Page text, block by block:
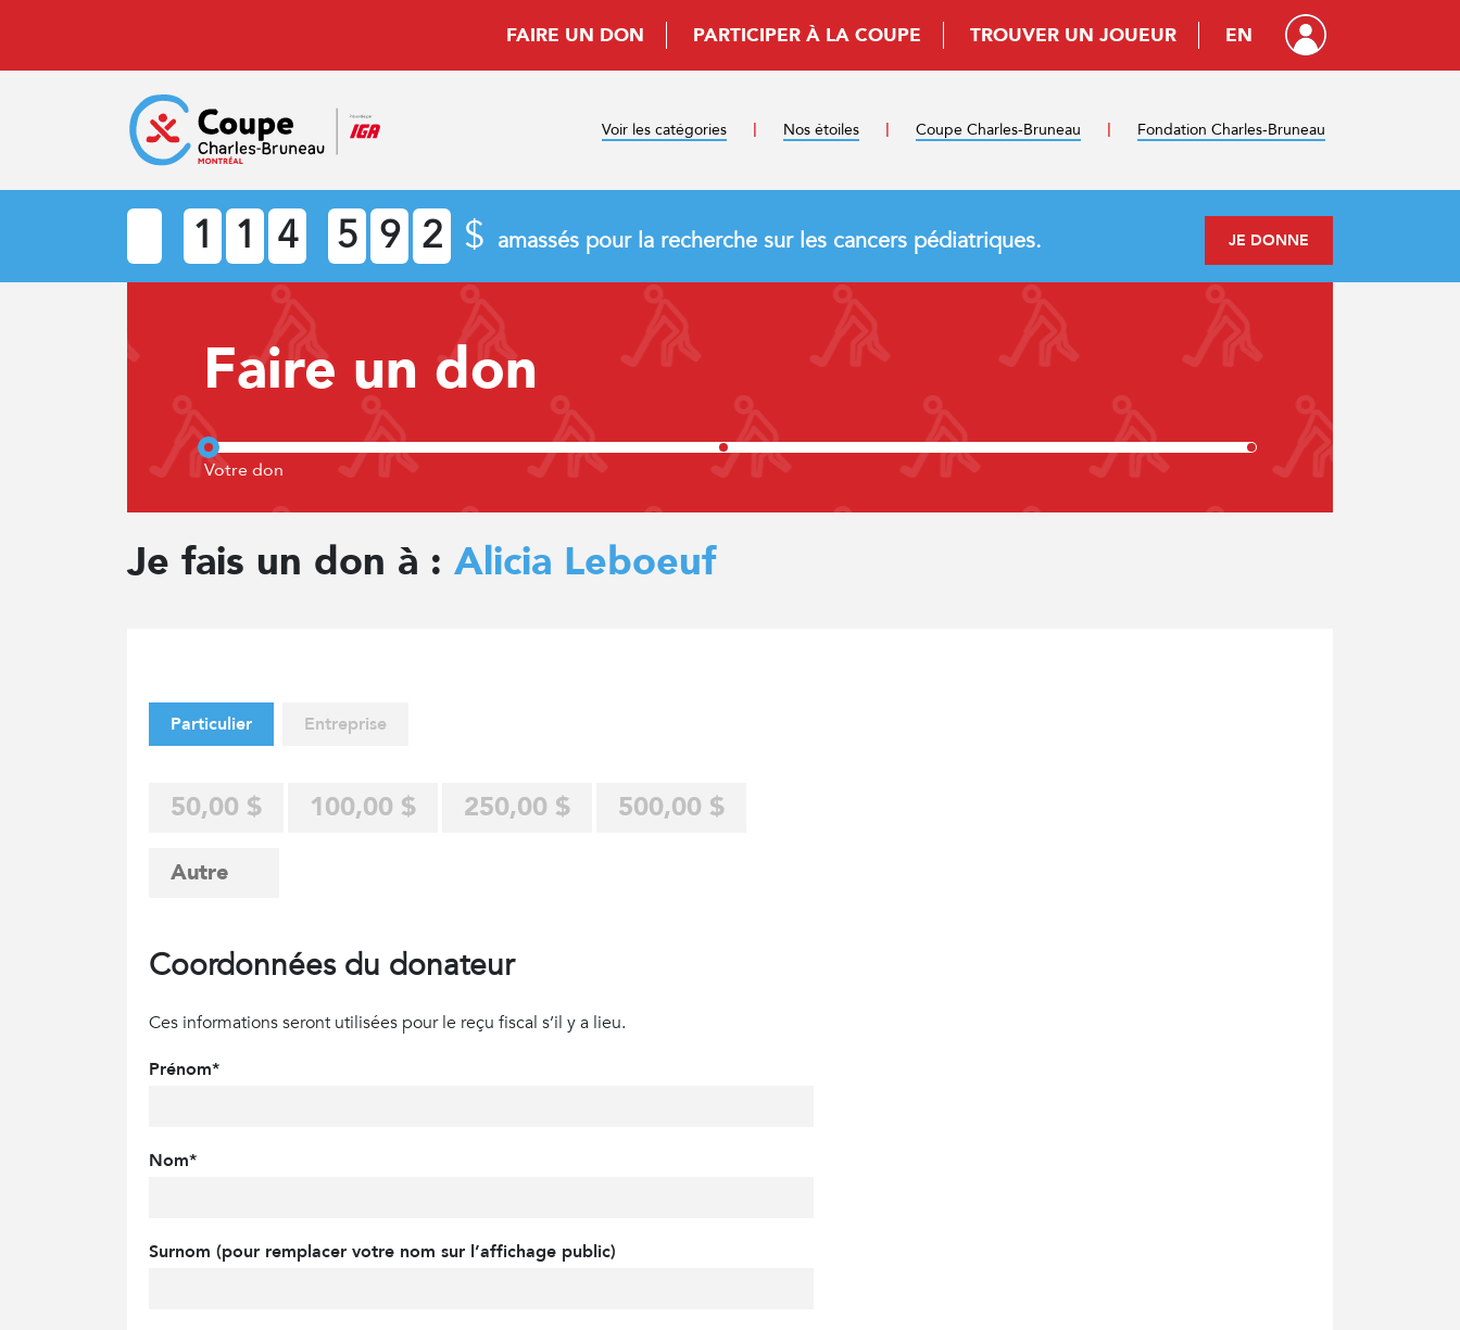
FAIRE UN DON PARTICIPER À LA COUPE TROUVER UN JOUEUR EN
Voir les catégories Nos étoiles Coupe Charles-Bruneau Fondation Charles-Bruneau
1 1 4 5 9 2 $ amassés pour la recherche sur les cancers pédiatriques. JE DONNE
Faire un don
Je fais un don à : Alicia Leboeuf
Particulier Entreprise
50,00 $ 100,00 $ 250,00 $ 500,00 $
Coordonnées du donateur
Ces informations seront utilisées pour le reçu fiscal s’il y a lieu.
Prénom*
Nom*
Surnom (pour remplacer votre nom sur l’affichage public)